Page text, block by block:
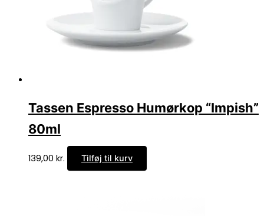
Tassen Espresso Humørkop “Impish”
80ml
139,00 kr. Tilføj til kurv